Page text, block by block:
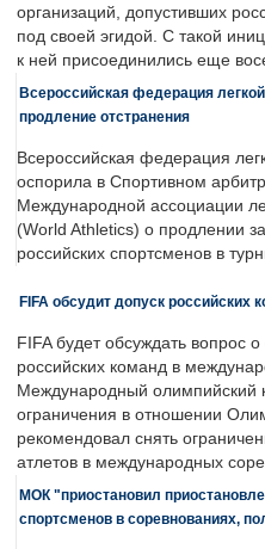
организаций, допустивших
под своей эгидой. С такой
к ней присоединились еще
Всероссийская федерация
продление отстранения
Всероссийская федерация
оспорила в Спортивном
Международной ассоциации
(World Athletics) о продлении
российских спортсменов в
FIFA обсудит допуск российских
FIFA будет обсуждать вопрос
российских команд в
Международный олимпийский
ограничения в отношении
рекомендовал снять
атлетов в международных
МОК "приостановил
спортсменов в соревнованиях,